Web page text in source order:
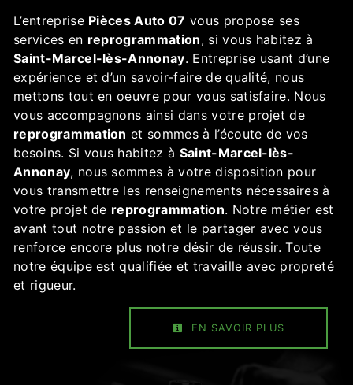
L’entreprise Pièces Auto 07 vous propose ses
services en reprogrammation, si vous habitez à
Saint-Marcel-lès-Annonay. Entreprise usant d’une
expérience et d’un savoir-faire de qualité, nous
mettons tout en oeuvre pour vous satisfaire. Nous
vous accompagnons ainsi dans votre projet de
reprogrammation et sommes à l’écoute de vos
besoins. Si vous habitez à Saint-Marcel-lès-
Annonay, nous sommes à votre disposition pour
vous transmettre les renseignements nécessaires à
votre projet de reprogrammation. Notre métier est
avant tout notre passion et le partager avec vous
renforce encore plus notre désir de réussir. Toute
notre équipe est qualifiée et travaille avec propreté
et rigueur.
EN SAVOIR PLUS